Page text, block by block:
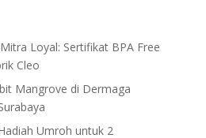
Loyal: Sertifikat BPA Free
Cleo
Mangrove di Dermaga
Umroh untuk 2